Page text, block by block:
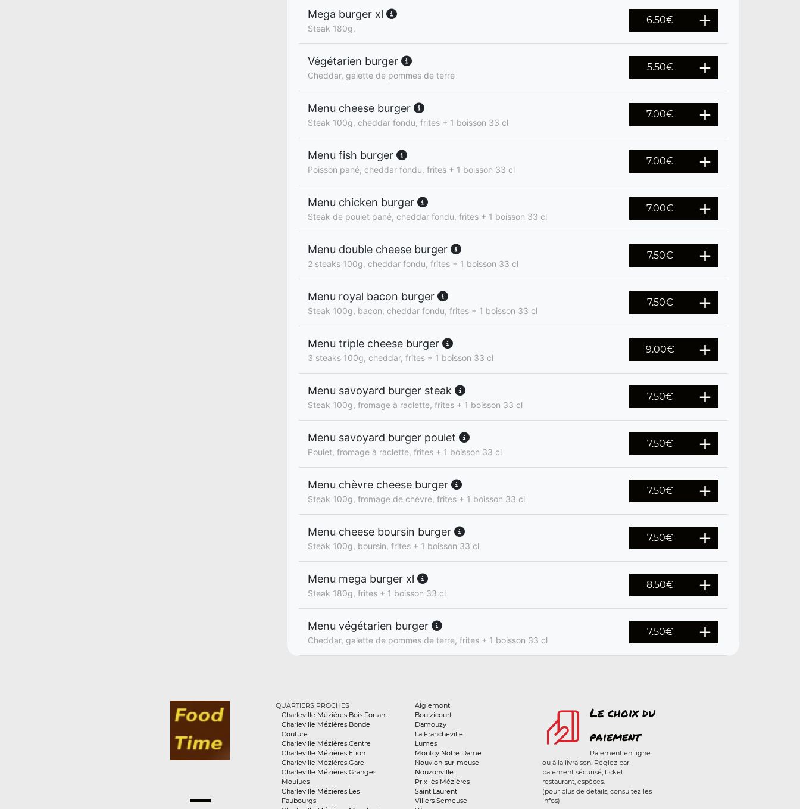
Mega burger xl
Steak 180g,
6.50€
Végétarien burger
Cheddar, galette de pommes de terre
5.50€
Menu cheese burger
Steak 100g, cheddar fondu, frites + 1 boisson 33 cl
7.00€
Menu fish burger
Poisson pané, cheddar fondu, frites + 1 boisson 33 cl
7.00€
Menu chicken burger
Steak de poulet pané, cheddar fondu, frites + 1 boisson 33 cl
7.00€
Menu double cheese burger
2 steaks 100g, cheddar fondu, frites + 1 boisson 33 cl
7.50€
Menu royal bacon burger
Steak 100g, bacon, cheddar fondu, frites + 1 boisson 33 cl
7.50€
Menu triple cheese burger
3 steaks 100g, cheddar, frites + 1 boisson 33 cl
9.00€
Menu savoyard burger steak
Steak 100g, fromage à raclette, frites + 1 boisson 33 cl
7.50€
Menu savoyard burger poulet
Poulet, fromage à raclette, frites + 1 boisson 33 cl
7.50€
Menu chèvre cheese burger
Steak 100g, fromage de chèvre, frites + 1 boisson 33 cl
7.50€
Menu cheese boursin burger
Steak 100g, boursin, frites + 1 boisson 33 cl
7.50€
Menu mega burger xl
Steak 180g, frites + 1 boisson 33 cl
8.50€
Menu végétarien burger
Cheddar, galette de pommes de terre, frites + 1 boisson 33 cl
7.50€
QUARTIERS PROCHES
Charleville Mézières Bois Fortant
Charleville Mézières Bonde
Couture
Charleville Mézières Centre
Charleville Mézières Etion
Charleville Mézières Gare
Charleville Mézières Granges
Moulues
Charleville Mézières Les
Faubourgs
Aiglemont
Boulzicourt
Damouzy
La Francheville
Lumes
Montcy Notre Dame
Nouvion-sur-meuse
Nouzonville
Prix lès Mézières
Saint Laurent
Villers Semeuse
Le choix du
paiement
Paiement en ligne
ou à la livraison. Réglez par
paiement sécurisé, ticket
restaurant, espèces.
(pour plus de détails, consultez les
infos)